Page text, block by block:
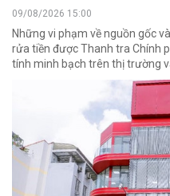
09/08/2026 15:00
Những vi phạm về nguồn gốc
rửa tiền được Thanh tra Chính
tính minh bạch trên thị trường